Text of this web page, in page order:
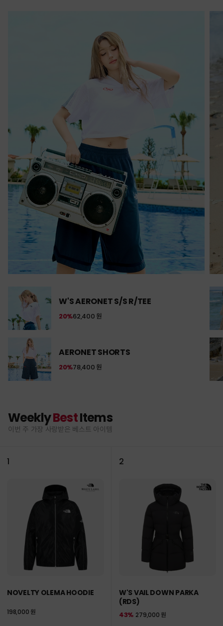
W'S AERONET S/S R/TEE
62,400 원
20%
AERONET SHORTS
78,400 원
20%
WeeklyBestItems
이번 주 가장 사랑받은 베스트 아이템
1
NOVELTY OLEMA HOODIE
198,000 원
2
W'S VAIL DOWN PARKA
(RDS)
279,000 원
43%